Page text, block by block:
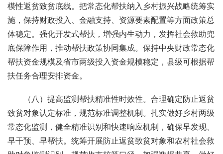
模性返贫致贫底线。把常态化帮扶纳入乡村振兴战略统筹实
施，保持财政投入、金融支持、资源要素配置等方面政策总
体稳定。强化开发式帮扶，增强内生动力，发挥社会救助兜
底保障作用，推动帮扶政策协同集成。保持中央财政常态化
帮扶资金规模及省市两级投入资金规模稳定，县级可根据帮
扶任务合理安排资金。
（八）提高监测帮扶精准性时效性。合理确定防止返贫
致贫对象认定标准，规范标准调整机制。扎实做好乡村两级
常态化监测，健全精准识别和快速响应机制，确保早发现、
早干预、早帮扶。统筹开展防止返贫致贫对象和农村社会救